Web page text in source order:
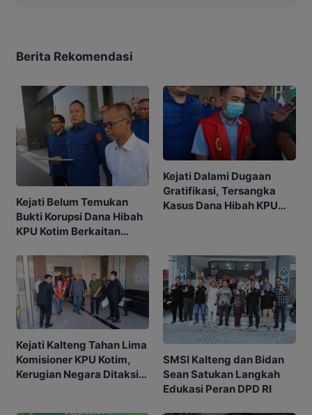
Berita Rekomendasi
Kejati Belum Temukan
Bukti Korupsi Dana Hibah
KPU Kotim Berkaitan
Kejati Dalami Dugaan
Gratifikasi, Tersangka
Kasus Dana Hibah KPU
Kejati Kalteng Tahan Lima
Komisioner KPU Kotim,
Kerugian Negara Ditaksir
SMSI Kalteng dan Bidan
Sean Satukan Langkah
Edukasi Peran DPD RI